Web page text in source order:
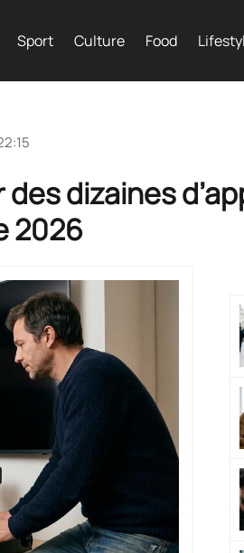
Sport Culture Food
dizaines
2026